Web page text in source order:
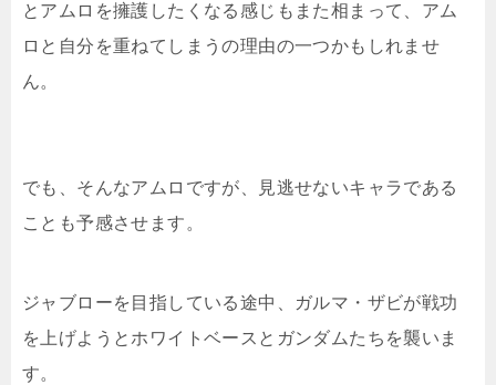
とアムロを擁護したくなる感じもまた相まって、アム
ロと自分を重ねてしまうの理由の一つかもしれませ
ん。
でも、そんなアムロですが、見逃せないキャラである
ことも予感させます。
ジャブローを目指している途中、ガルマ・ザビが戦功
を上げようとホワイトベースとガンダムたちを襲いま
す。